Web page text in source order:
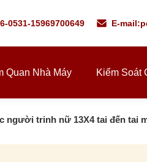
0531-15969700649 E-mail:
Quan Nhà Máy Kiểm Soát
người trinh nữ 13X4 tai đến tai